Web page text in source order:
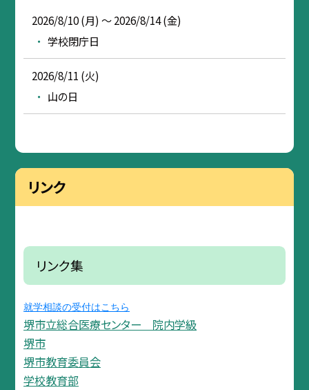
2026/8/10 (月) ～ 2026/8/14 (金)
学校閉庁日
2026/8/11 (火)
山の日
リンク
リンク集
就学相談の受付はこちら
堺市立総合医療センター 院内学級
堺市
堺市教育委員会
学校教育部